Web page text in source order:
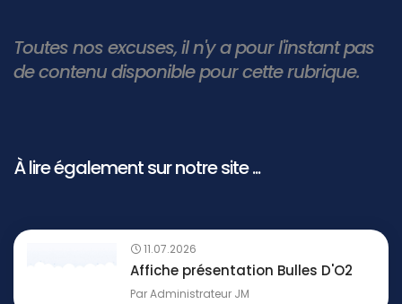
Toutes nos excuses, il n'y a pour l'instant pas
de contenu disponible pour cette rubrique.
À lire également sur notre site ...
11.07.2026
Affiche présentation Bulles D'O2
ParAdministrateur JM